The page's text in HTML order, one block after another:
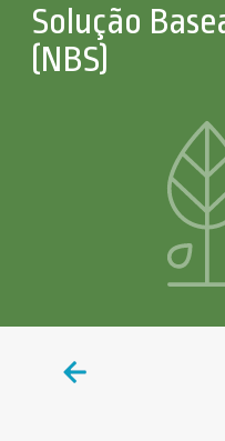
Solução
(NBS)